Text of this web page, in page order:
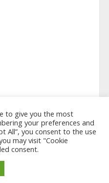
- All rights reserved.
to give you the most
your preferences and
All”, you consent to the use
may visit "Cookie
consent.